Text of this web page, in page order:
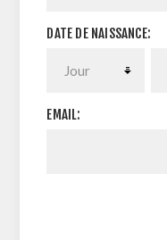
DATE DE NAISSANCE:
EMAIL: